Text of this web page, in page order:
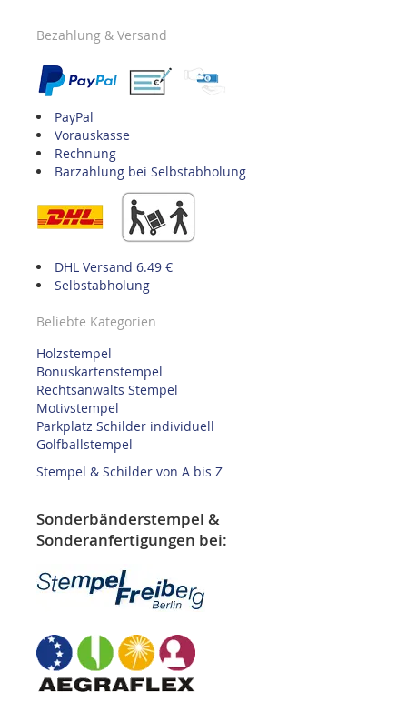
Bezahlung & Versand
PayPal
Vorauskasse
Rechnung
Barzahlung bei Selbstabholung
DHL Versand 6.49 €
Selbstabholung
Beliebte Kategorien
Holzstempel
Bonuskartenstempel
Rechtsanwalts Stempel
Motivstempel
Parkplatz Schilder individuell
Golfballstempel
Stempel & Schilder von A bis Z
Sonderbänderstempel &
Sonderanfertigungen bei: